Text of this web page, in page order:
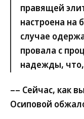
правящей
настроена на
случае
провала с
надежды,
–– Сейчас, как
Осиповой